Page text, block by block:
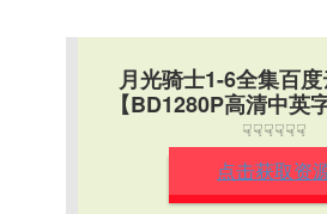
月光骑士1-6全集百
【BD1280P高清中英
☟☟☟☟☟☟
点击获取资